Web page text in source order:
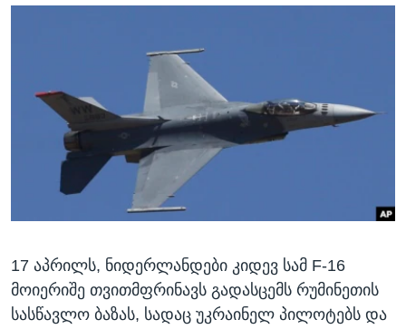
ᲒᲐᲓᲐᲪᲔᲛᲔᲑᲘ
ᲮᲔᲓᲕᲐ ᲕᲐᲨᲘᲜᲒᲢᲝᲜᲘᲓᲐᲜ
ᲡᲢᲣᲓᲘᲐ ᲕᲐᲨᲘᲜᲒᲢᲝᲜᲘ
ᲔᲙᲝᲜᲝᲛᲘᲙᲐ
ᲯᲐᲜᲛᲠᲗᲔᲚᲝᲑᲐ
ᲛᲔᲪᲜᲘᲔᲠᲔᲑᲐ
ᲘᲜᲢᲔᲠᲕᲘᲣ
ᲒᲐᲚᲘᲚᲔᲝ
ᲓᲔᲖᲘᲜᲤᲝᲠᲛᲐᲪᲘᲐ
ᲠᲣᲡᲔᲗᲘᲡ ᲨᲔᲭᲠᲐ ᲣᲙᲠᲐᲘᲜᲐᲨᲘ
Learning English
ᲗᲕᲐᲚᲘ ᲒᲕᲐᲓᲔᲕᲜᲔᲗ
17 აპრილს, ნიდერლანდები კიდევ სამ F-16
მოიერიშე თვითმფრინავს გადასცემს რუმინეთის
სასწავლო ბაზას, სადაც უკრაინელ პილოტებს და